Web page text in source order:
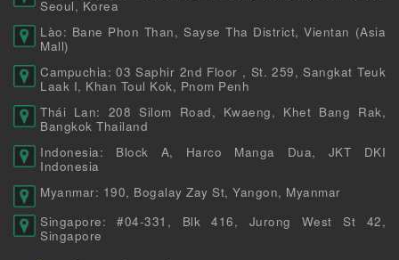
Seoul, Korea
Lào: Bane Phon Than, Sayse Tha District, Vientan (Asia
Mall)
Campuchia: 03 Saphir 2nd Floor , St. 259, Sangkat Teuk
Laak I, Khan Toul Kok, Pnom Penh
Thái Lan: 208 Silom Road, Kwaeng, Khet Bang Rak,
Bangkok Thailand
Indonesia: Block A, Harco Manga Dua, JKT DKI
Indonesia
Myanmar: 190, Bogalay Zay St, Yangon, Myanmar
Singapore: #04-331, Blk 416, Jurong West St 42,
Singapore